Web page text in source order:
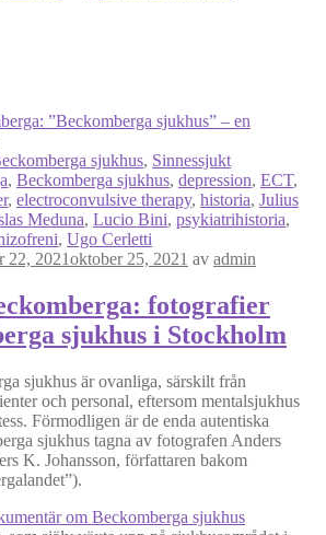
”Beckomberga sjukhus” – en
sjukhus, Sinnessjukt
, Beckomberga sjukhus, depression, ECT,
, electroconvulsive therapy, historia, Julius
Meduna, Lucio Bini, psykiatrihistoria,
, Ugo Cerletti
22, 2021oktober 25, 2021 av admin
fotografier
sjukhus i Stockholm
sjukhus är ovanliga, särskilt från
och personal, eftersom mentalsjukhus
Förmodligen är de enda autentiska
sjukhus tagna av fotografen Anders
K. Johansson, författaren bakom
om Beckomberga sjukhus